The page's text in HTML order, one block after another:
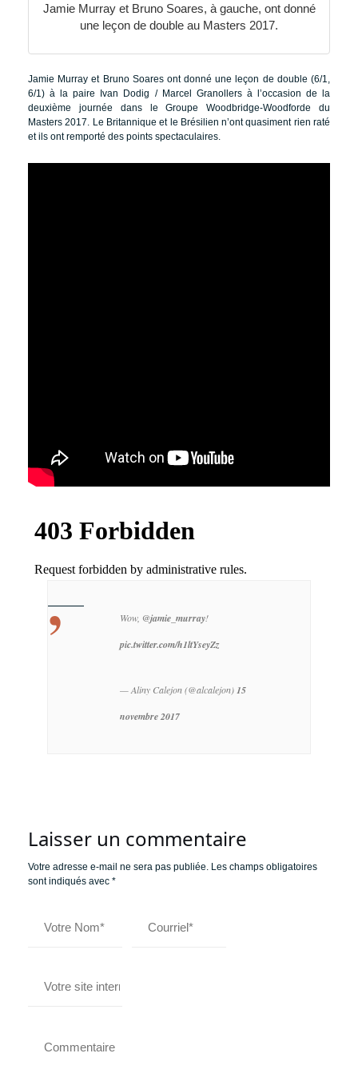
Jamie Murray et Bruno Soares, à gauche, ont donné
une leçon de double au Masters 2017.
Jamie Murray et Bruno Soares ont donné une leçon de double (6/1,
6/1) à la paire Ivan Dodig / Marcel Granollers à l’occasion de la
deuxième journée dans le Groupe Woodbridge-Woodforde du
Masters 2017. Le Britannique et le Brésilien n’ont quasiment rien raté
et ils ont remporté des points spectaculaires.
Wow, @jamie_murray!
pic.twitter.com/h1ltYseyZz
— Aliny Calejon (@alcalejon)15
novembre 2017
Laisser un commentaire
Votre adresse e-mail ne sera pas publiée. Les champs obligatoires
sont indiqués avec *